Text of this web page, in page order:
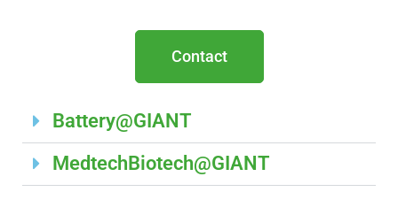
Contact
Battery@GIANT
MedtechBiotech@GIANT